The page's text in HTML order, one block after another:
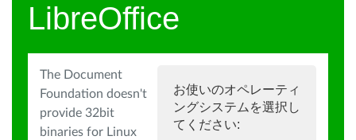
LibreOffice
お使いのオペレーティ
ングシステムを選択し
てください:
The Document
Foundation doesn't
provide 32bit
binaries for Linux